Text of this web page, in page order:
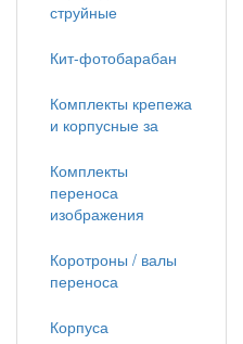
струйные
Кит-фотобарабан
Комплекты крепежа
и корпусные за
Комплекты
переноса
изображения
Коротроны / валы
переноса
Корпуса